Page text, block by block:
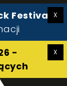
Festival!
-